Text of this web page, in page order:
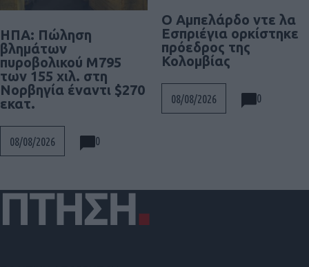
ΗΠΑ: Πώληση
βλημάτων
πυροβολικού M795
των 155 χιλ. στη
Νορβηγία έναντι $270
εκατ.
08/08/2026 0
Ο Αμπελάρδο ντε λα
Εσπριέγια ορκίστηκε
πρόεδρος της
Κολομβίας
08/08/2026 0